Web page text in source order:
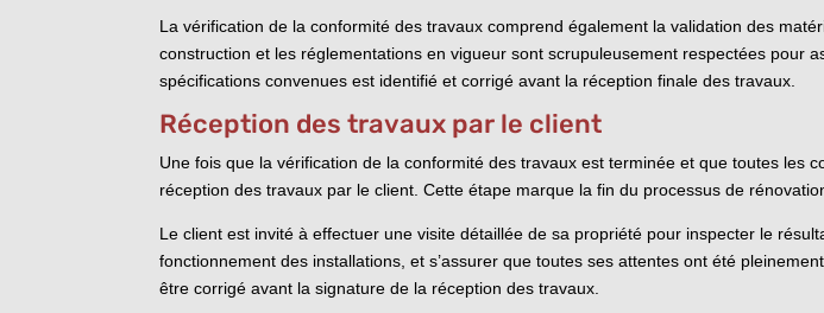
La vérification de la conformité des travaux comprend également la validation des
construction et les réglementations en vigueur sont scrupuleusement respectées pour
spécifications convenues est identifié et corrigé avant la réception finale des travaux.
Réception des travaux par le client
Une fois que la vérification de la conformité des travaux est terminée et que toutes les
réception des travaux par le client. Cette étape marque la fin du processus de
Le client est invité à effectuer une visite détaillée de sa propriété pour inspecter le
fonctionnement des installations, et s’assurer que toutes ses attentes ont été
être corrigé avant la signature de la réception des travaux.